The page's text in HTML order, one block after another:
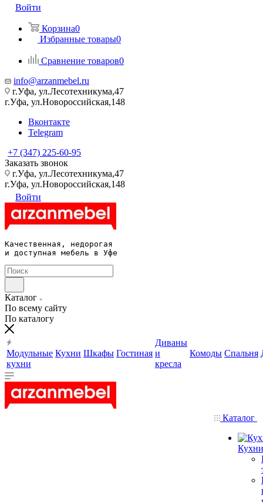
Войти
Корзина0
Избранные товары0
Сравнение товаров0
info@arzanmebel.ru
г.Уфа, ул.Лесотехникума,47
г.Уфа, ул.Новороссийская,148
Вконтакте
Telegram
+7 (347) 225-60-95
Заказать звонок
г.Уфа, ул.Лесотехникума,47
г.Уфа, ул.Новороссийская,148
Войти
Качественная, недорогая
и доступная мебель в Уфе
Каталог
По всему сайту
По каталогу
Модульные
кухни
Кухни Шкафы Гостиная
Диваны
и
кресла
Комоды Спальня
Каталог
Кухни